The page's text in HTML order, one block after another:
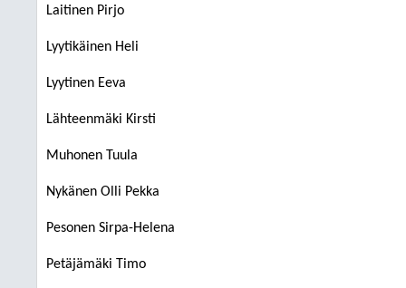
Laitinen Pirjo
Lyytikäinen Heli
Lyytinen Eeva
Lähteenmäki Kirsti
Muhonen Tuula
Nykänen Olli Pekka
Pesonen Sirpa-Helena
Petäjämäki Timo